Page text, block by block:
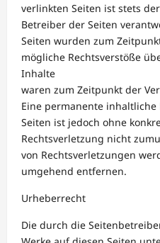
verlinkten Seiten ist stets
Betreiber der Seiten
Seiten wurden zum
mögliche Rechtsverstöße
Inhalte
waren zum Zeitpunkt der
Eine permanente
Seiten ist jedoch ohne
Rechtsverletzung nicht
von Rechtsverletzungen
umgehend entfernen.
Urheberrecht
Die durch die